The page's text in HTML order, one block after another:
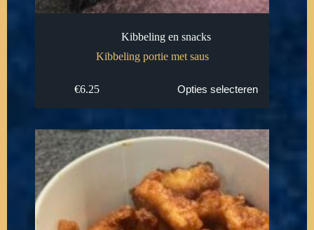
Kibbeling en snacks
Kibbeling portie met saus
€6.25 Opties selecteren